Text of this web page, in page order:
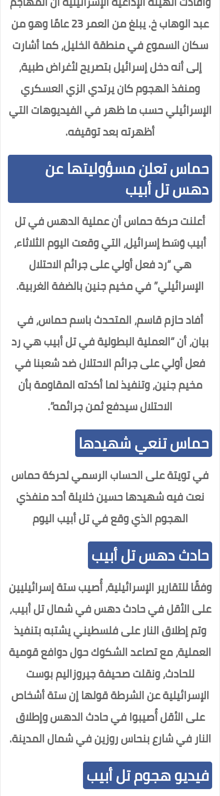
عبد الوهاب خ. يبلغ من العمر 23 عامًا وهو من
سكان السموع في منطقة الخليل، كما أشارت
إلى أنه دخل إسرائيل بتصريح لأغراض طبية،
ومنفذ الهجوم كان يرتدي الزي العسكري
الإسرائيلي حسب ما ظهر في الفيديوهات التي
أظهرته بعد توقيفه.
حماس تعلن مسؤوليتها عن
دهس تل أبيب
أعلنت حركة حماس أن عملية الدهس في تل
أبيب وَسَط إسرائيل، التي وقعت اليوم الثلاثاء،
هي “رد فعل أولي على جرائم الاحتلال
الإسرائيلي” في مخيم جنين بالضفة الغربية.
أفاد حازم قاسم، المتحدث باسم حماس، في
بيان، أن “العملية البطولية في تل أبيب هي رد
فعل أولي على جرائم الاحتلال ضد شعبنا في
مخيم جنين، وتنفيذ لما أكدته المقاومة بأن
الاحتلال سيدفع ثمن جرائمه”.
حماس تنعي شهيدها
في تويتة على الحساب الرسمي لحركة حماس
نعت فيه شهيدها حسين خلايلة أحد منفذي
الهجوم الذي وقع في تل أبيب اليوم
حادث دهس تل أبيب
وفقًا للتقارير الإسرائيلية، أُصيب ستة إسرائيليين
على الأقل في حادث دهس في شمال تل أبيب،
وتم إطلاق النار على فلسطيني يشتبه بتنفيذ
العملية، مع تصاعد الشكوك حول دوافع قومية
للحادث، ونقلت صحيفة جيروزاليم بوست
الإسرائيلية عن الشرطة قولها إن ستة أشخاص
على الأقل أُصيبوا في حادث الدهس وإطلاق
النار في شارع بنحاس روزين في شمال المدينة.
فيديو هجوم تل أبيب